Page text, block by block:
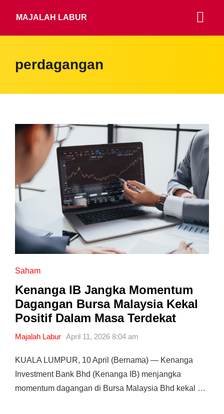
MAJALAH LABUR
perdagangan
Saham
Kenanga IB Jangka Momentum
Dagangan Bursa Malaysia Kekal
Positif Dalam Masa Terdekat
Majalah Labur April 11, 2026 8:04 am
KUALA LUMPUR, 10 April (Bernama) — Kenanga
Investment Bank Bhd (Kenanga IB) menjangka
momentum dagangan di Bursa Malaysia Bhd kekal …